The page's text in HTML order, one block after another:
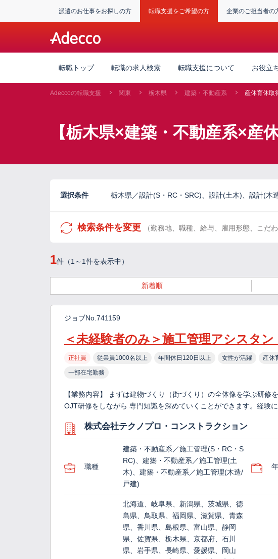
派遣のお仕事をお探しの方 転職支援をご希望の方 企業のご担当者の
転職トップ 転職の求人検索 転職支援について お役立
Adeccoの転職支援 関東 栃木県 建築・不動産系 産休育休取
【栃木県×建築・不動産系×産
選択条件 栃木県／設計(S・RC・SRC)、設計(土木)、設計(木
検索条件を変更 （勤務地、職種、給与、雇用形態、こだ
1件（1～1件を表示中）
新着順
ジョブNo.741159
＜未経験者のみ＞施工管理アシスタン
正社員 従業員1000名以上 年間休日120日以上 女性が活躍 産休
一部在宅勤務
【業務内容】 まずは建物づくり（街づくり）の全体像を学ぶ研
OJT研修をしながら 専門知識を深めていくことができます。経験
株式会社テクノプロ・コンストラクション
職種
建築・不動産系／施工管理(S・RC・S
RC)、建築・不動産系／施工管理(土
木)、建築・不動産系／施工管理(木造/
戸建)
北海道、岐阜県、新潟県、茨城県、徳
島県、鳥取県、福岡県、滋賀県、青森
県、香川県、島根県、富山県、静岡
県、佐賀県、栃木県、京都府、石川
県、岩手県、長崎県、愛媛県、岡山